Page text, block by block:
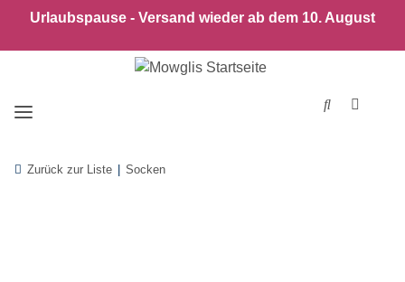
Urlaubspause - Versand wieder ab dem 10. August
Zurück zur Liste Socken